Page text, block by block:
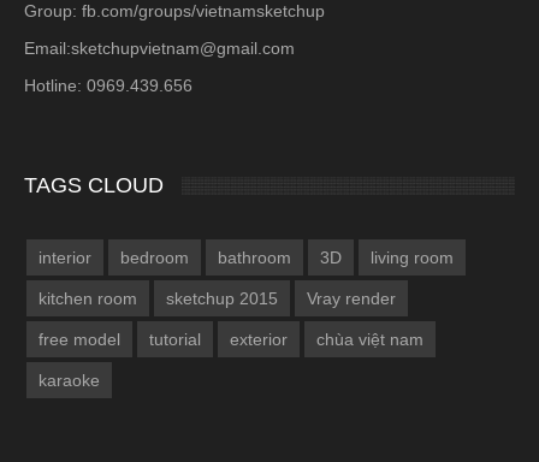
Group: fb.com/groups/vietnamsketchup
Email:sketchupvietnam@gmail.com
Hotline: 0969.439.656
TAGS CLOUD
interior bedroom bathroom 3D living room
kitchen room sketchup 2015 Vray render
free model tutorial exterior chùa việt nam
karaoke